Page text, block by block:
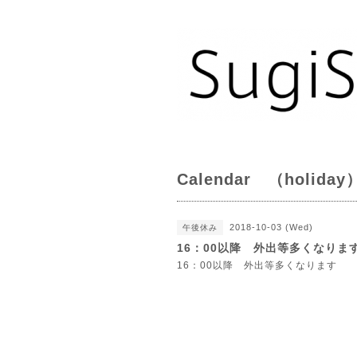
Calendar （holiday
午後休み 2018-10-03 (Wed)
16：00以降 外出等多くなりま
16：00以降 外出等多くなります